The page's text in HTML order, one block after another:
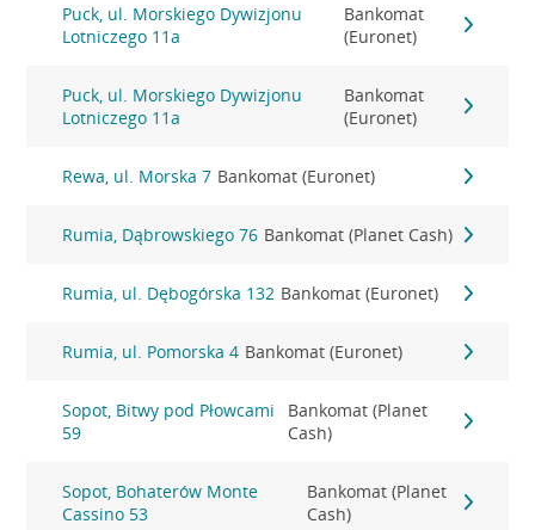
Puck, ul. Morskiego Dywizjonu
Lotniczego 11a
Bankomat
(Euronet)
Puck, ul. Morskiego Dywizjonu
Lotniczego 11a
Bankomat
(Euronet)
Rewa, ul. Morska 7 Bankomat (Euronet)
Rumia, Dąbrowskiego 76 Bankomat (Planet Cash)
Rumia, ul. Dębogórska 132 Bankomat (Euronet)
Rumia, ul. Pomorska 4 Bankomat (Euronet)
Sopot, Bitwy pod Płowcami
59
Bankomat (Planet
Cash)
Sopot, Bohaterów Monte
Cassino 53
Bankomat (Planet
Cash)